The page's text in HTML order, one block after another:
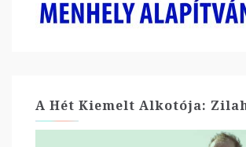
A Hét Kiemelt Alkotója: